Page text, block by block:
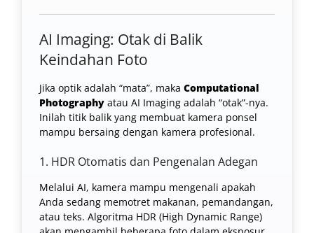
AI Imaging: Otak di Balik
Keindahan Foto
Jika optik adalah “mata”, maka Computational
Photography atau AI Imaging adalah “otak”-nya.
Inilah titik balik yang membuat kamera ponsel
mampu bersaing dengan kamera profesional.
1. HDR Otomatis dan Pengenalan Adegan
Melalui AI, kamera mampu mengenali apakah
Anda sedang memotret makanan, pemandangan,
atau teks. Algoritma HDR (High Dynamic Range)